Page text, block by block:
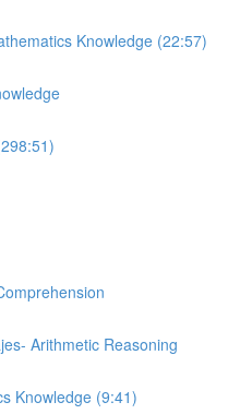
Knowledge (22:57)
Arithmetic Reasoning
Knowledge (9:41)